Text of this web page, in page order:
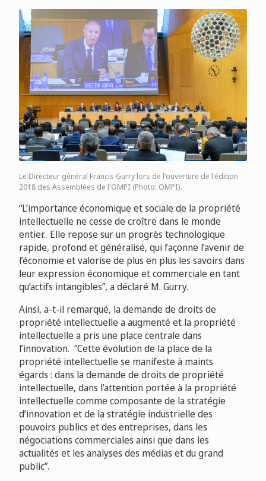
Le Directeur général Francis Gurry lors de l'ouverture de l'édition
2018 des Assemblées de l'OMPI (Photo: OMPI).
“L’importance économique et sociale de la propriété
intellectuelle ne cesse de croître dans le monde
entier. Elle repose sur un progrès technologique
rapide, profond et généralisé, qui façonne l’avenir de
l’économie et valorise de plus en plus les savoirs dans
leur expression économique et commerciale en tant
qu’actifs intangibles”, a déclaré M. Gurry.
Ainsi, a-t-il remarqué, la demande de droits de
propriété intellectuelle a augmenté et la propriété
intellectuelle a pris une place centrale dans
l’innovation. “Cette évolution de la place de la
propriété intellectuelle se manifeste à maints
égards : dans la demande de droits de propriété
intellectuelle, dans l’attention portée à la propriété
intellectuelle comme composante de la stratégie
d’innovation et de la stratégie industrielle des
pouvoirs publics et des entreprises, dans les
négociations commerciales ainsi que dans les
actualités et les analyses des médias et du grand
public”.